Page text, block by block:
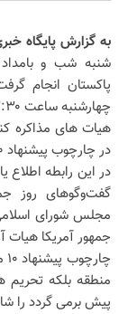
به گزارش پایگاه
شنبه شب و بامداد
پاکستان انجام
هیات های مذاکره
در چارچوب پیشنهاد ۱۰ بندی ایران را آغاز کنند.
در این رابطه اطلاع
گفت‌وگوهای روز
مجلس شورای
جمهور آمریکا هیات
پیش برمی گردد را